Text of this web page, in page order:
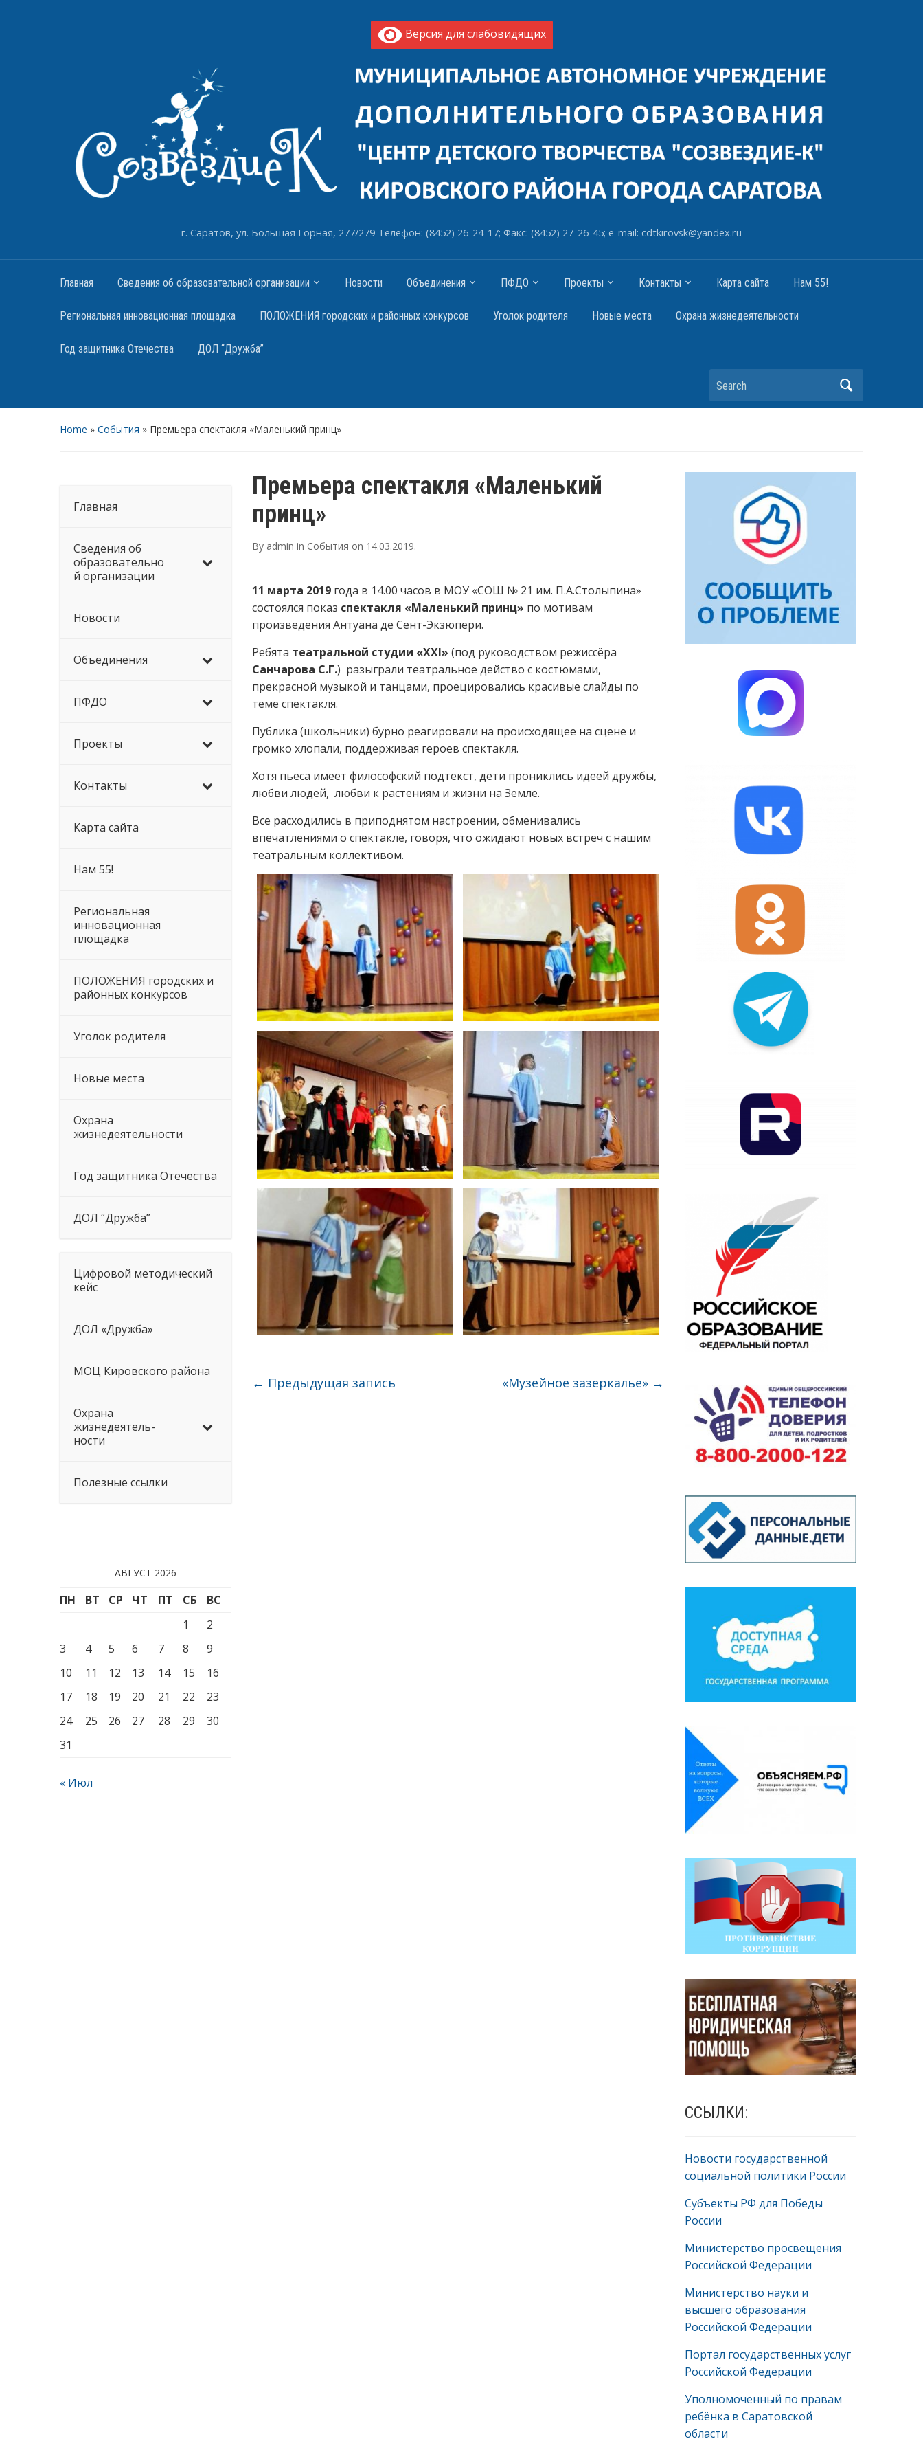
Версия для слабовидящих
г. Саратов, ул. Большая Горная, 277/279 Телефон: (8452) 26-24-17; Факс: (8452) 27-26-45; e-mail: cdtkirovsk@yandex.ru
Главная Сведения об образовательной организации Новости Объединения ПФДО Проекты Контакты Карта сайта Нам 55!
Региональная инновационная площадка ПОЛОЖЕНИЯ городских и районных конкурсов Уголок родителя Новые места Охрана жизнедеятельности
Год защитника Отечества ДОЛ “Дружба”
Search
Home » События » Премьера спектакля «Маленький принц»
Главная
Сведения об
образовательно
й организации
Новости
Объединения
ПФДО
Проекты
Контакты
Карта сайта
Нам 55!
Региональная
инновационная
площадка
ПОЛОЖЕНИЯ городских и
районных конкурсов
Уголок родителя
Новые места
Охрана
жизнедеятельности
Год защитника Отечества
ДОЛ “Дружба”
Цифровой методический
кейс
ДОЛ «Дружба»
МОЦ Кировского района
Охрана
жизнедеятель-
ности
Полезные ссылки
АВГУСТ 2026
ПН ВТ СР ЧТ ПТ СБ
ВС
1
2
3
4 5 6 7 8
9
10
11 12 13 14 15
16
17
18 19 20 21 22
23
24
25 26 27 28 29
30
31
« Июл
Премьера спектакля «Маленький
принц»
By admin in События on 14.03.2019.
11 марта 2019 года в 14.00 часов в МОУ «СОШ № 21 им. П.А.Столыпина»
состоялся показ спектакля «Маленький принц» по мотивам
произведения Антуана де Сент-Экзюпери.
Ребята театральной студии «XXI» (под руководством режиссёра
Санчарова С.Г.) разыграли театральное действо с костюмами,
прекрасной музыкой и танцами, проецировались красивые слайды по
теме спектакля.
Публика (школьники) бурно реагировали на происходящее на сцене и
громко хлопали, поддерживая героев спектакля.
Хотя пьеса имеет философский подтекст, дети прониклись идеей дружбы,
любви людей, любви к растениям и жизни на Земле.
Все расходились в приподнятом настроении, обменивались
впечатлениями о спектакле, говоря, что ожидают новых встреч с нашим
театральным коллективом.
← Предыдущая запись «Музейное зазеркалье» →
ССЫЛКИ:
Новости государственной
социальной политики России
Субъекты РФ для Победы
России
Министерство просвещения
Российской Федерации
Министерство науки и
высшего образования
Российской Федерации
Портал государственных услуг
Российской Федерации
Уполномоченный по правам
ребёнка в Саратовской
области